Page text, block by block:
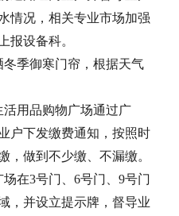
情况，相关专业市场加强
报设备科。
季御寒门帘，根据天气
用品购物广场通过广
户下发缴费通知，按照时
，做到不少缴、不漏缴。
在3号门、6号门、9号门
，并设立提示牌，督导业